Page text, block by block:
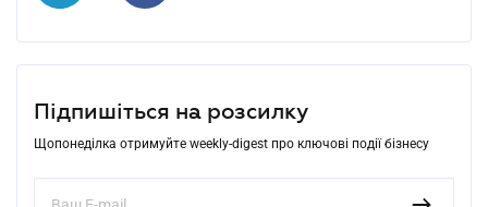
Підпишіться на розсилку
Щопонеділка отримуйте weekly-digest про ключові події бізнесу